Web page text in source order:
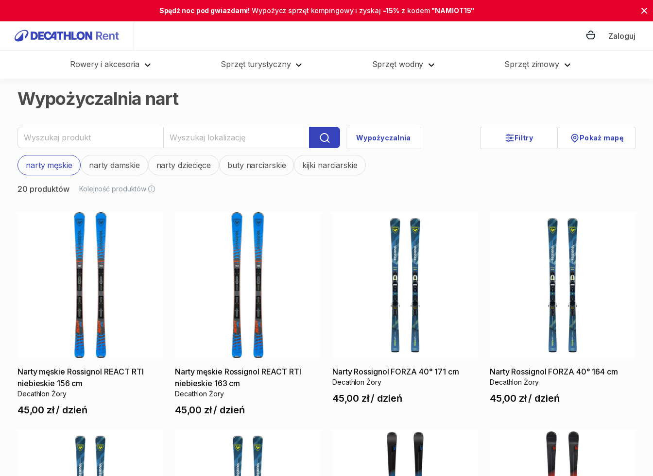
Spędź noc pod gwiazdami! Wypożycz sprzęt kempingowy i zyskaj -15% z kodem "NAMIOT15"
Zaloguj
Rowery i akcesoria Sprzęt turystyczny Sprzęt wodny Sprzęt zimowy
Wypożyczalnia nart
Wypożyczalnia Filtry Pokaż mapę
narty męskie narty damskie narty dziecięce buty narciarskie kijki narciarskie
20 produktów Kolejność produktów
Narty męskie Rossignol REACT RTI
niebieskie 156 cm
Decathlon Żory
45,00 zł/ dzień
Narty męskie Rossignol REACT RTI
niebieskie 163 cm
Decathlon Żory
45,00 zł/ dzień
Narty Rossignol FORZA 40° 171 cm
Decathlon Żory
45,00 zł/ dzień
Narty Rossignol FORZA 40° 164 cm
Decathlon Żory
45,00 zł/ dzień